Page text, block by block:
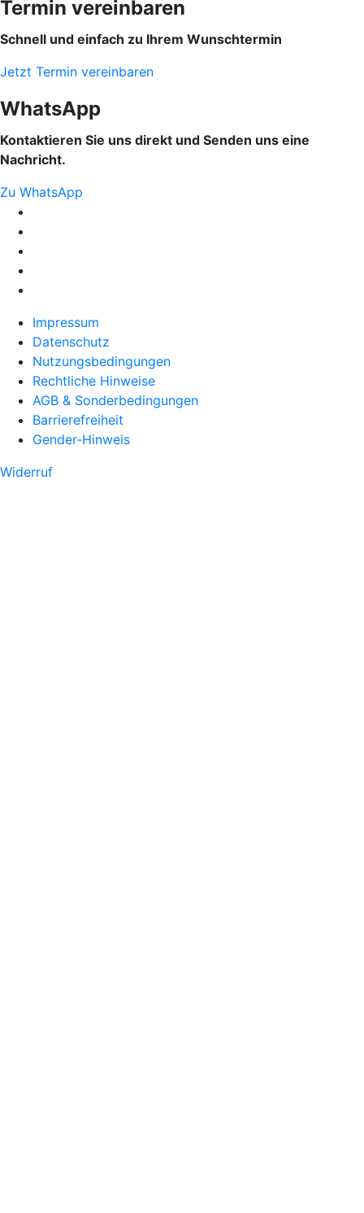
Termin vereinbaren
Schnell und einfach zu Ihrem Wunschtermin
Jetzt Termin vereinbaren
WhatsApp
Kontaktieren Sie uns direkt und Senden uns eine
Nachricht.
Zu WhatsApp
Impressum
Datenschutz
Nutzungsbedingungen
Rechtliche Hinweise
AGB & Sonderbedingungen
Barrierefreiheit
Gender-Hinweis
Widerruf